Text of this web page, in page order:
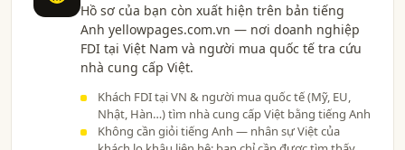
Hồ sơ của bạn còn xuất hiện trên bản tiếng
Anh yellowpages.com.vn — nơi doanh nghiệp
FDI tại Việt Nam và người mua quốc tế tra cứu
nhà cung cấp Việt.
Khách FDI tại VN & người mua quốc tế (Mỹ, EU,
Nhật, Hàn…) tìm nhà cung cấp Việt bằng tiếng Anh
Không cần giỏi tiếng Anh — nhân sự Việt của